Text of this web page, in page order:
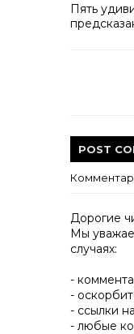
Пять
POST
Дорогие
Мы
случаях:
-
-
- ссылки
- любые